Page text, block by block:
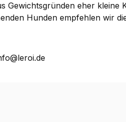
eher
Hunden empfehlen wir